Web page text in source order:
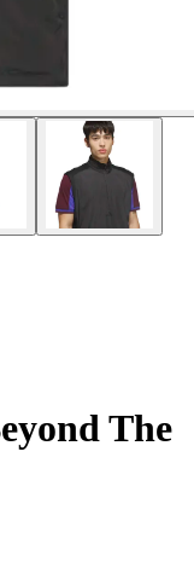
The